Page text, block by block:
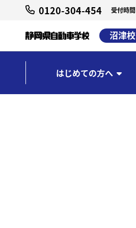
0120-304-454 受付時間
沼津校
はじめての方へ